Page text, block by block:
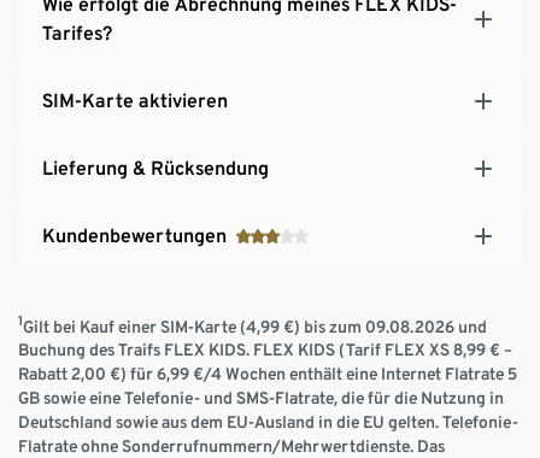
Tarifes?
SIM-Karte aktivieren
Lieferung & Rücksendung
Kundenbewertungen
1Gilt bei Kauf einer SIM-Karte (4,99 €) bis zum 09.08.2026 und
Buchung des Traifs FLEX KIDS. FLEX KIDS (Tarif FLEX XS 8,99 € –
Rabatt 2,00 €) für 6,99 €/4 Wochen enthält eine Internet Flatrate 5
GB sowie eine Telefonie- und SMS-Flatrate, die für die Nutzung in
Deutschland sowie aus dem EU-Ausland in die EU gelten. Telefonie-
Flatrate ohne Sonderrufnummern/Mehrwertdienste. Das